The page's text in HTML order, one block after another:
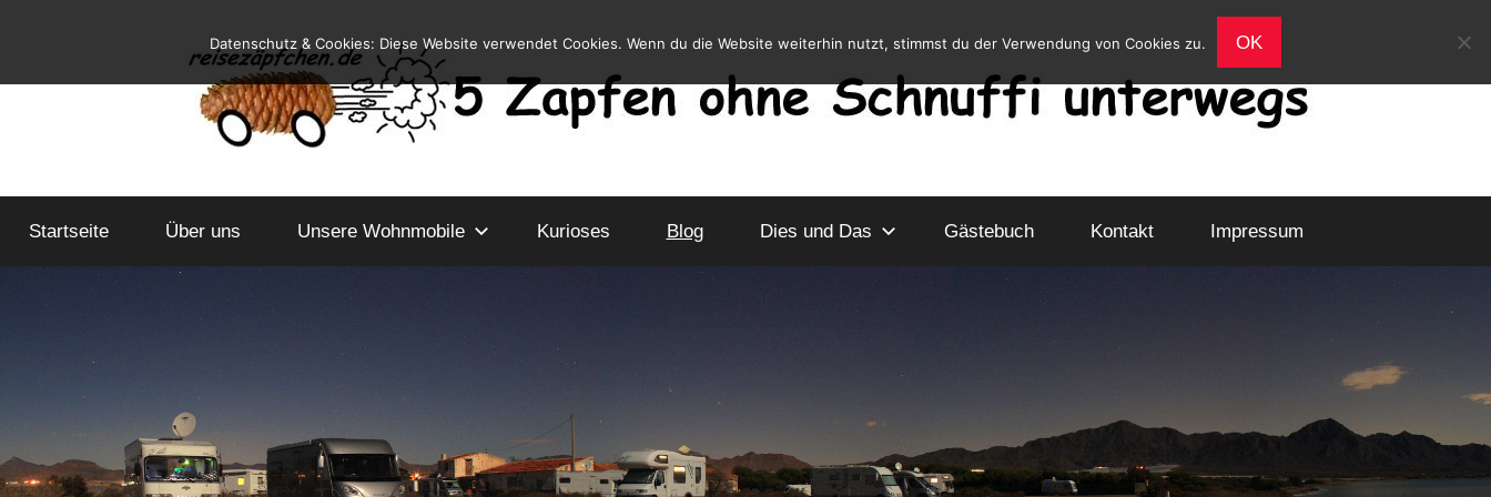
springen
Reiseblog
und
Leben
Startseite Über uns Unsere Wohnmobile Kurioses Blog Dies und Das Gästebuch Kontakt Impressum
Datenschutz & Cookies: Diese Website verwendet Cookies. Wenn du die Website weiterhin nutzt, stimmst du der Verwendung von Cookies zu. OK